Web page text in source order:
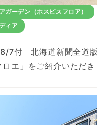
ガーデン（ホスピスフロア）
ィア
8/7付 北海道新聞全道
ロエ」をご紹介いただき